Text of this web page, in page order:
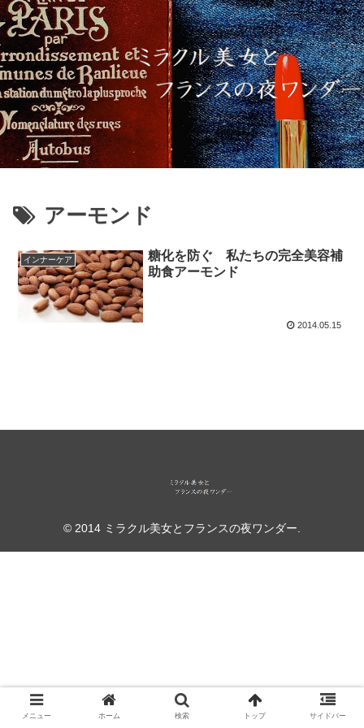
アーモンド
インナーケア
糖化を防ぐ 私たちの完全美容補
助食アーモンド
2014.05.15
© 2014 ミラクル美女とフランスの夜ワンダー.
メニュー ホーム 検索 トップ サイドバー